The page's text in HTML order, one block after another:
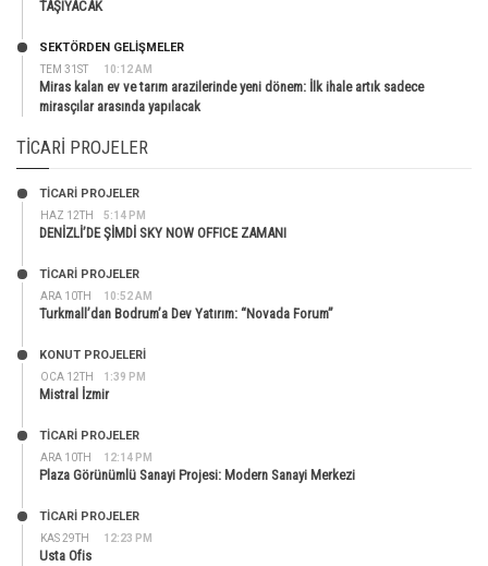
TAŞIYACAK
TEM 31ST 10:12 AM
SEKTÖRDEN GELIŞMELER
Miras kalan ev ve tarım arazilerinde yeni dönem: İlk ihale artık sadece
mirasçılar arasında yapılacak
TICARI PROJELER
HAZ 12TH 5:14 PM
TİCARİ PROJELER
DENİZLİ’DE ŞİMDİ SKY NOW OFFICE ZAMANI
ARA 10TH 10:52 AM
TİCARİ PROJELER
Turkmall’dan Bodrum’a Dev Yatırım: “Novada Forum”
OCA 12TH 1:39 PM
KONUT PROJELERI
Mistral İzmir
ARA 10TH 12:14 PM
TİCARİ PROJELER
Plaza Görünümlü Sanayi Projesi: Modern Sanayi Merkezi
KAS 29TH 12:23 PM
TİCARİ PROJELER
Usta Ofis